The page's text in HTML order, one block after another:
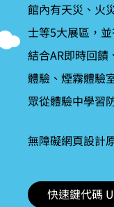
館內有天災、火
士等5大展區，
結合AR即時回饋
體驗、煙霧體驗
眾從體驗中學習
無障礙網頁設計
快速鍵代碼 U